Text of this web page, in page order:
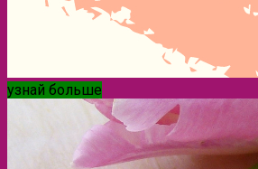
узнай больше